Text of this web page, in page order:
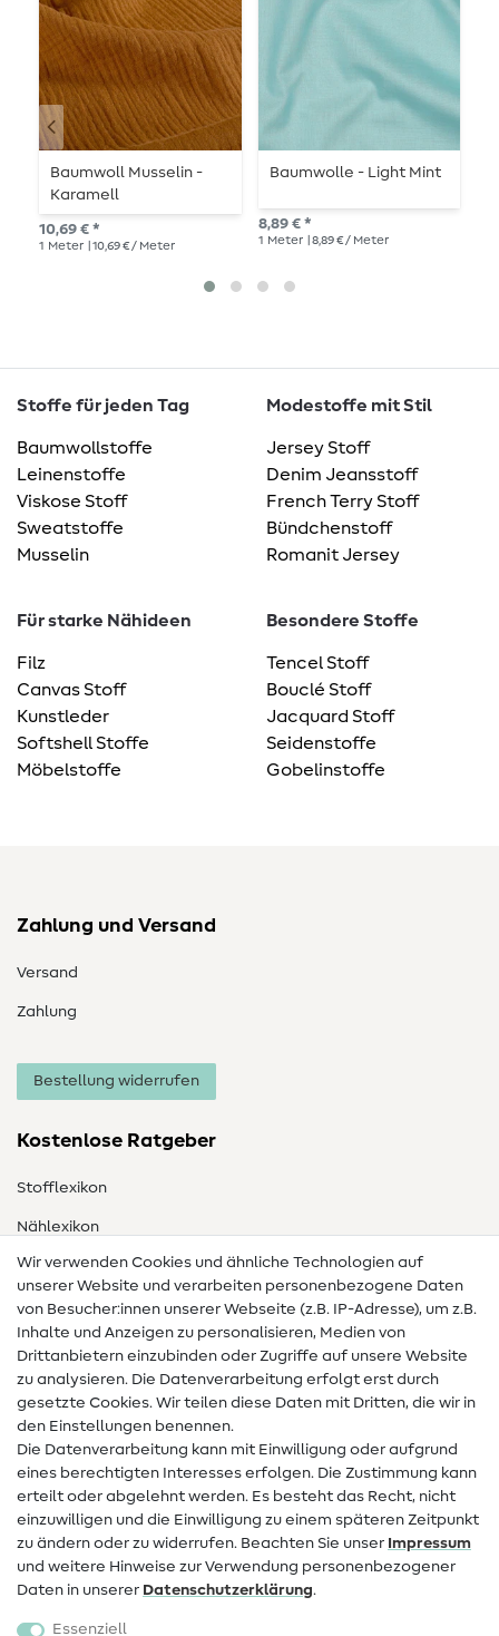
Baumwoll Musselin -
Karamell
10,69 € *
1 Meter | 10,69 € / Meter
Baumwolle - Light Mint
8,89 € *
1 Meter | 8,89 € / Meter
Stoffe für jeden Tag
Baumwollstoffe
Leinenstoffe
Viskose Stoff
Sweatstoffe
Musselin
Modestoffe mit Stil
Jersey Stoff
Denim Jeansstoff
French Terry Stoff
Bündchenstoff
Romanit Jersey
Für starke Nähideen
Filz
Canvas Stoff
Kunstleder
Softshell Stoffe
Möbelstoffe
Besondere Stoffe
Tencel Stoff
Bouclé Stoff
Jacquard Stoff
Seidenstoffe
Gobelinstoffe
Zahlung und Versand
Versand
Zahlung
Bestellung widerrufen
Kostenlose Ratgeber
Stofflexikon
Nählexikon
Nähanleitungen
Hilfe & Kontakt
Kontakt
Infos zum Betreiberwechsel
Widerrufsrecht
Beliebt
Stoffe
Wir verwenden Cookies und ähnliche Technologien auf
unserer Website und verarbeiten personenbezogene Daten
von Besucher:innen unserer Webseite (z.B. IP-Adresse), um z.B.
Inhalte und Anzeigen zu personalisieren, Medien von
Drittanbietern einzubinden oder Zugriffe auf unsere Website
zu analysieren. Die Datenverarbeitung erfolgt erst durch
gesetzte Cookies. Wir teilen diese Daten mit Dritten, die wir in
den Einstellungen benennen.
Die Datenverarbeitung kann mit Einwilligung oder aufgrund
eines berechtigten Interesses erfolgen. Die Zustimmung kann
erteilt oder abgelehnt werden. Es besteht das Recht, nicht
einzuwilligen und die Einwilligung zu einem späteren Zeitpunkt
zu ändern oder zu widerrufen. Beachten Sie unser Impressum
und weitere Hinweise zur Verwendung personenbezogener
Daten in unserer Daten­schutz­erklärung.
Essenziell